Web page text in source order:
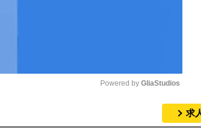
Powered by GliaStudios
求